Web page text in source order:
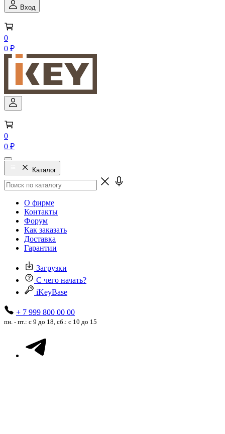
Вход
0
0 ₽
0
0 ₽
Каталог
О фирме
Контакты
Форум
Как заказать
Доставка
Гарантии
Загрузки
С чего начать?
iKeyBase
+ 7 999 800 00 00
пн. - пт.: с 9 до 18, сб.: с 10 до 15